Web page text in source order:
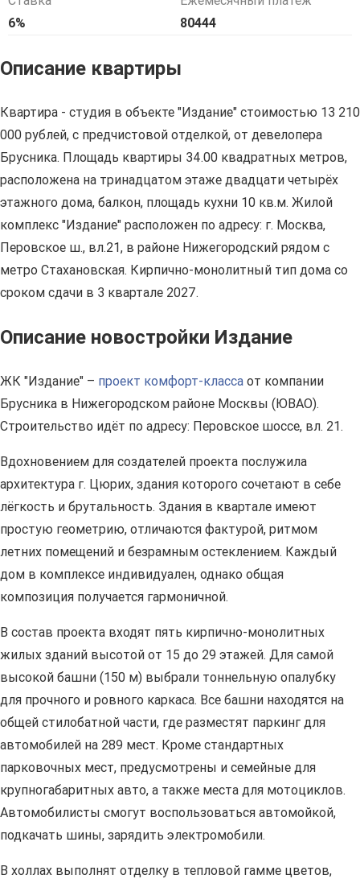
6%
80444
Описание квартиры
Квартира - студия в объекте "Издание" стоимостью 13 210
000 рублей, с предчистовой отделкой, от девелопера
Брусника. Площадь квартиры 34.00 квадратных метров,
расположена на тринадцатом этаже двадцати четырёх
этажного дома, балкон, площадь кухни 10 кв.м. Жилой
комплекс "Издание" расположен по адресу: г. Москва,
Перовское ш., вл.21, в районе Нижегородский рядом с
метро Стахановская. Кирпично-монолитный тип дома со
сроком сдачи в 3 квартале 2027.
Описание новостройки Издание
ЖК "Издание" – проект комфорт-класса от компании
Брусника в Нижегородском районе Москвы (ЮВАО).
Строительство идёт по адресу: Перовское шоссе, вл. 21.
Вдохновением для создателей проекта послужила
архитектура г. Цюрих, здания которого сочетают в себе
лёгкость и брутальность. Здания в квартале имеют
простую геометрию, отличаются фактурой, ритмом
летних помещений и безрамным остеклением. Каждый
дом в комплексе индивидуален, однако общая
композиция получается гармоничной.
В состав проекта входят пять кирпично-монолитных
жилых зданий высотой от 15 до 29 этажей. Для самой
высокой башни (150 м) выбрали тоннельную опалубку
для прочного и ровного каркаса. Все башни находятся на
общей стилобатной части, где разместят паркинг для
автомобилей на 289 мест. Кроме стандартных
парковочных мест, предусмотрены и семейные для
крупногабаритных авто, а также места для мотоциклов.
Автомобилисты смогут воспользоваться автомойкой,
подкачать шины, зарядить электромобили.
В холлах выполнят отделку в тепловой гамме цветов,